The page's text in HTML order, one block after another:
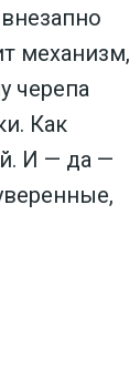
механизм,
черепа
Как
И — да —